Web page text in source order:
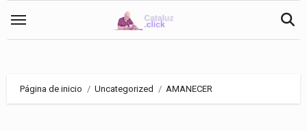
Página de inicio Uncategorized AMANECER